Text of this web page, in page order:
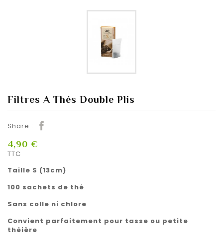
Filtres A Thés Double Plis
Share :
4,90 €
TTC
Taille S (13cm)
100 sachets de thé
Sans colle ni chlore
Convient parfaitement pour tasse ou petite
théière